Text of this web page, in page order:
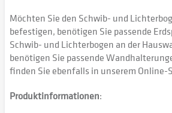
Möchten Sie den Schwib- und
befestigen, benötigen Sie passende
Schwib- und Lichterbogen an der
benötigen Sie passende
finden Sie ebenfalls in unserem Online-
Produktinformationen: